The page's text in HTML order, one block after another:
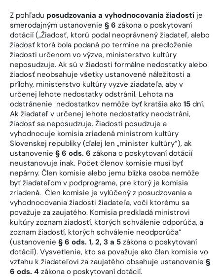
Z pohľadu posudzovania a vyhodnocovania žiadostí je
smerodajným ustanovenie § 6 zákona o poskytovaní
dotácií („Žiadosť, ktorú podal neoprávnený žiadateľ, alebo
žiadosť ktorá bola podaná po termíne na predloženie
žiadosti určenom vo výzve, ministerstvo kultúry
neposudzuje. Ak sú v žiadosti formálne nedostatky alebo
žiadosť neobsahuje všetky ustanovené náležitosti a
prílohy, ministerstvo kultúry vyzve žiadateľa, aby v
určenej lehote nedostatky odstránil. Lehota na
odstránenie nedostatkov nemôže byť kratšia ako 15 dní.
Ak žiadateľ v určenej lehote nedostatky neodstráni,
žiadosť sa neposudzuje. Žiadosti posudzuje a
vyhodnocuje komisia zriadená ministrom kultúry
Slovenskej republiky (ďalej len „minister kultúry“), ak
ustanovenie § 6 ods. 6 zákona o poskytovaní dotácií
neustanovuje inak. Počet členov komisie musí byť
nepárny. Člen komisie alebo jemu blízka osoba nemôže
byť žiadateľom v podprograme, pre ktorý je komisia
zriadená. Člen komisie je vylúčený z posudzovania a
vyhodnocovania žiadosti žiadateľa, voči ktorému sa
považuje za zaujatého. Komisia predkladá ministrovi
kultúry zoznam žiadostí, ktorých schválenie odporúča, a
zoznam žiadostí, ktorých schválenie neodporúča“
(ustanovenie § 6 ods. 1, 2, 3 a 5 zákona o poskytovaní
dotácií). Vysvetlenie, kto sa považuje ako člen komisie vo
vzťahu k žiadateľovi za zaujatého obsahuje ustanovenie §
6 ods. 4 zákona o poskytovaní dotácií.